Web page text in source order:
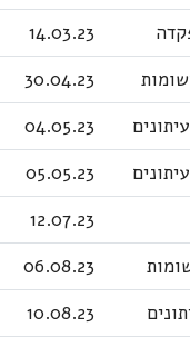
14.03.23
30.04.23
04.05.23
05.05.23
12.07.23
06.08.23
10.08.23